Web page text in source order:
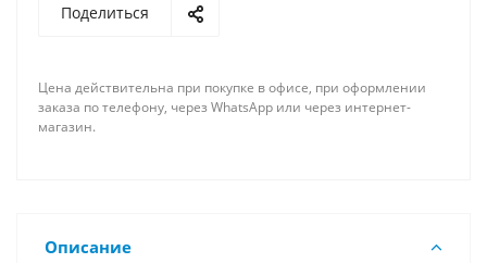
Поделиться
Цена действительна при покупке в офисе, при оформлении
заказа по телефону, через WhatsApp или через интернет-
магазин.
Описание